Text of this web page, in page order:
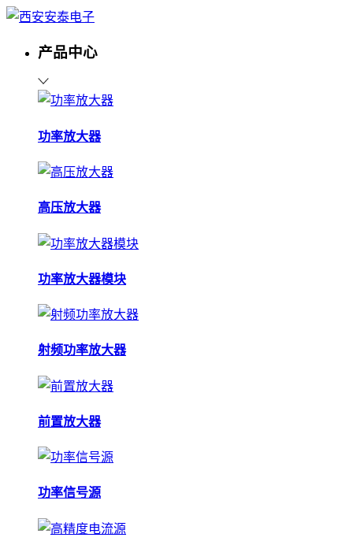
产品中心
功率放大器
高压放大器
功率放大器模块
射频功率放大器
前置放大器
功率信号源